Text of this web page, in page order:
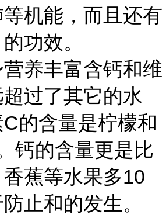
机能，而且还有
功效。
养丰富含钙和维
过了其它的水
的含量是柠檬和
钙的含量更是比
蕉等水果多10
止和的发生。